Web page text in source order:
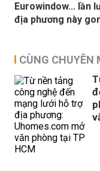
Eurowindow... lần
địa phương này
CÙNG CHUYÊN